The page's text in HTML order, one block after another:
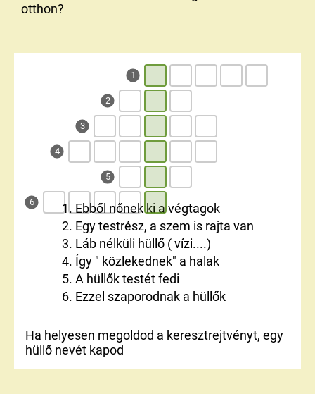
otthon?
1
2
3
4
5
6
1. Ebből nőnek ki a végtagok
2. Egy testrész, a szem is rajta van
3. Láb nélküli hüllő ( vízi....)
4. Így " közlekednek" a halak
5. A hüllők testét fedi
6. Ezzel szaporodnak a hüllők
Ha helyesen megoldod a keresztrejtvényt, egy
hüllő nevét kapod